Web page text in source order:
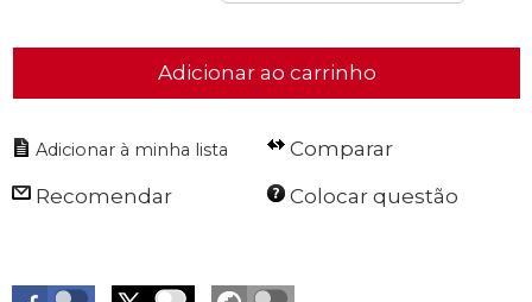
Adicionar ao carrinho
Comparar
Recomendar Colocar questão